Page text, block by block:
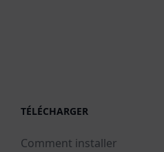
TÉLÉCHARGER
Comment installer